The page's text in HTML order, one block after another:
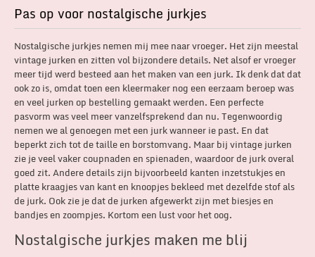
Pas op voor nostalgische jurkjes
Nostalgische jurkjes nemen mij mee naar vroeger. Het zijn meestal
vintage jurken en zitten vol bijzondere details. Net alsof er vroeger
meer tijd werd besteed aan het maken van een jurk. Ik denk dat dat
ook zo is, omdat toen een kleermaker nog een eerzaam beroep was
en veel jurken op bestelling gemaakt werden. Een perfecte
pasvorm was veel meer vanzelfsprekend dan nu. Tegenwoordig
nemen we al genoegen met een jurk wanneer ie past. En dat
beperkt zich tot de taille en borstomvang. Maar bij vintage jurken
zie je veel vaker coupnaden en spienaden, waardoor de jurk overal
goed zit. Andere details zijn bijvoorbeeld kanten inzetstukjes en
platte kraagjes van kant en knoopjes bekleed met dezelfde stof als
de jurk. Ook zie je dat de jurken afgewerkt zijn met biesjes en
bandjes en zoompjes. Kortom een lust voor het oog.
Nostalgische jurkjes maken me blij